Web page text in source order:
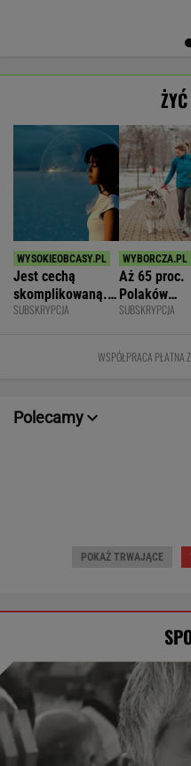
Jest cechą
skomplikowaną.
Sprawia, że silniej
SUBSKRYPCJA
Aż 65 proc.
Polaków
odczuwa
Nie ćwiczy w
ogóle
SUBSKRYPCJA
WSPÓŁPRACA PŁATNA Z
Polecamy
POKAŻ TRWAJĄCE